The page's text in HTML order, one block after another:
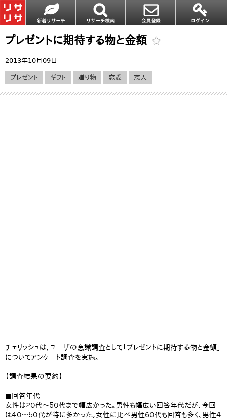
プレゼントに期待する物と金額
2013年10月09日
プレゼント ギフト 贈り物 恋愛 恋人
チェリッシュは、ユーザの意識調査として「プレゼントに期待する物と金額」
についてアンケート調査を実施。
【調査結果の要約】
■回答年代
女性は２０代～５０代まで幅広かった。男性も幅広い回答年代だが、今回
は４０～５０代が特に多かった。女性に比べ男性６０代も回答も多く、男性４